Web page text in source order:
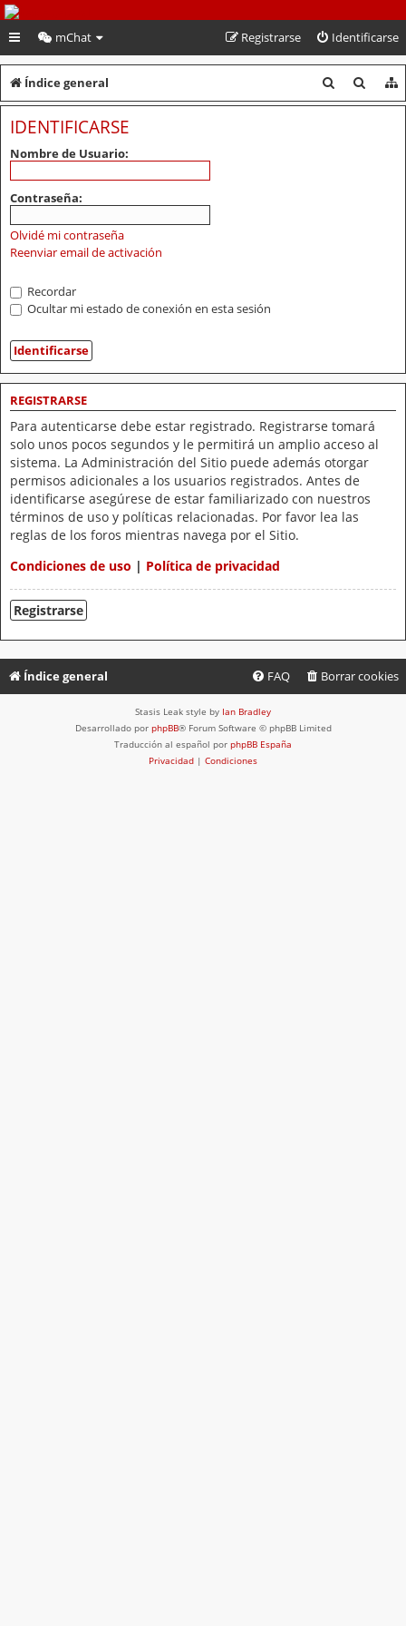
PeruVoley.com
mChat Identificarse
Registrarse
Índice general
u
u
IDENTIFICARSE
Nombre de Usuario:
Contraseña:
Olvidé mi contraseña
Reenviar email de activación
Recordar
Ocultar mi estado de conexión en esta sesión
REGISTRARSE
Para autenticarse debe estar registrado. Registrarse tomará
solo unos pocos segundos y le permitirá un amplio acceso al
sistema. La Administración del Sitio puede además otorgar
permisos adicionales a los usuarios registrados. Antes de
identificarse asegúrese de estar familiarizado con nuestros
términos de uso y políticas relacionadas. Por favor lea las
reglas de los foros mientras navega por el Sitio.
Condiciones de uso | Política de privacidad
Registrarse
Índice general Borrar cookies
FAQ
Stasis Leak style by Ian Bradley
Desarrollado por phpBB® Forum Software © phpBB Limited
Traducción al español por phpBB España
Privacidad | Condiciones